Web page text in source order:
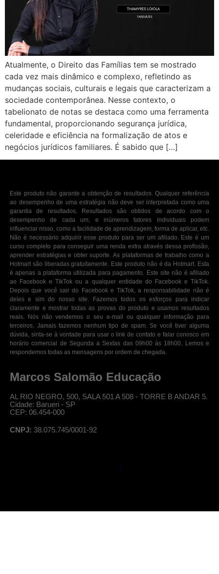
Atualmente, o Direito das Famílias tem se mostrado
cada vez mais dinâmico e complexo, refletindo as
mudanças sociais, culturais e legais que caracterizam a
sociedade contemporânea. Nesse contexto, o
tabelionato de notas se destaca como uma ferramenta
fundamental, proporcionando segurança jurídica,
celeridade e eficiência na formalização de atos e
negócios jurídicos familiares. É sabido que […]
Este produto não garante a obtenção de resultados. Qualquer referência
ao desempenho de uma estratégia não deve ser interpretada como uma
garantia de resultados. Resultados são obtidos de acordo com o
desempenho de cada um, e inúmeros fatores individuais podem
influenciar nisso, como a facilidade de aprendizagem, forma de aplicar, etc.
Não é necessário adquirir esse produto para ser um afiliado. Este é um
curso completo para conseguir uma renda extra através dessa profissão,
aprender estratégias e obter suporte. As plataformas de trabalho como a
Hotmart são liberadas gratuitamente. Este produto não é da Hotmart. Esta
é apenas a plataforma utilizada para pagamento. Este site não é afiliado
ao Facebook e TikTok ou a qualquer entidade do Facebook e TikTok.
Depois que você sair do Facebook e TikTok, a responsabilidade não é
deles e sim do nosso site. Fazemos todos os esforços para indicar
claramente e mostrar todas as provas do produto e usamos resultados
reais. Nós não vendemos o seu e-mail ou qualquer informação para
terceiros. Jamais fazemos nenhum tipo de spam. Se você tiver alguma
dúvida, sinta-se à vontade para usar o link de contato e falar conosco em
horário comercial de Segunda a Sextas das 09h00 ás 18h00. Lemos e
respondemos todas as mensagens por ordem de chegada.
Marcos Salomão Educação
AL RIO NEGRO, 500, SALA 501 A 508 - TORRE B ANDAR 5.
Cidade: Barueri - SP
CEP: 06.454-000
CNPJ: 38.075.745/0001-92
|